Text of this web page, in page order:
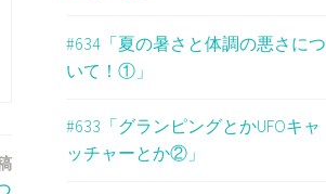
#634「夏の暑さと体調の悪さにつ
いて！①」
#633「グランピングとかUFOキャ
ッチャーとか②」